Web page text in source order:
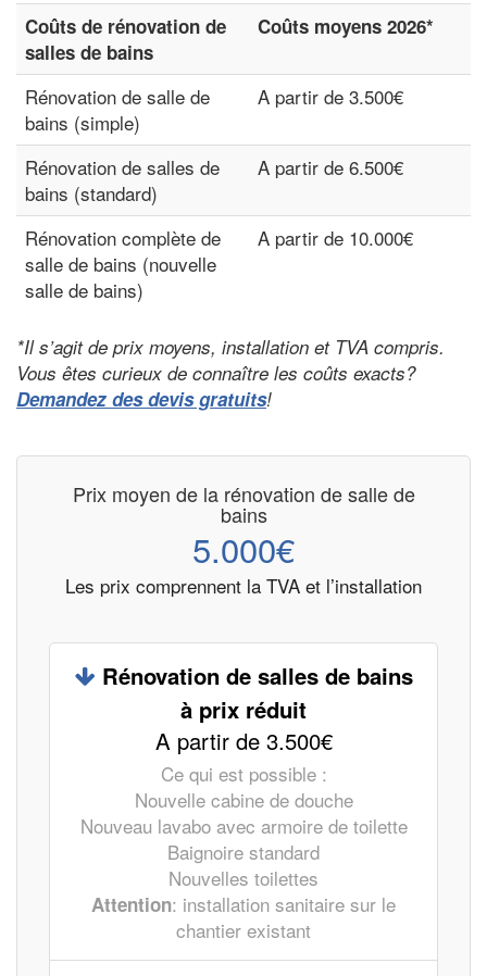
Coûts de rénovation de
salles de bains
Coûts moyens 2026*
Rénovation de salle de
bains (simple)
A partir de 3.500€
Rénovation de salles de
bains (standard)
A partir de 6.500€
Rénovation complète de
salle de bains (nouvelle
salle de bains)
A partir de 10.000€
*Il s’agit de prix moyens, installation et TVA compris.
Vous êtes curieux de connaître les coûts exacts?
Demandez des devis gratuits!
Prix moyen de la rénovation de salle de
bains
5.000€
Les prix comprennent la TVA et l’installation
Rénovation de salles de bains
à prix réduit
A partir de 3.500€
Ce qui est possible :
Nouvelle cabine de douche
Nouveau lavabo avec armoire de toilette
Baignoire standard
Nouvelles toilettes
Attention: installation sanitaire sur le
chantier existant